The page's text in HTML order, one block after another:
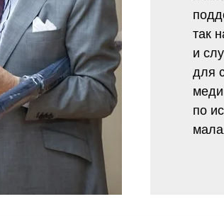
так
и
для
по